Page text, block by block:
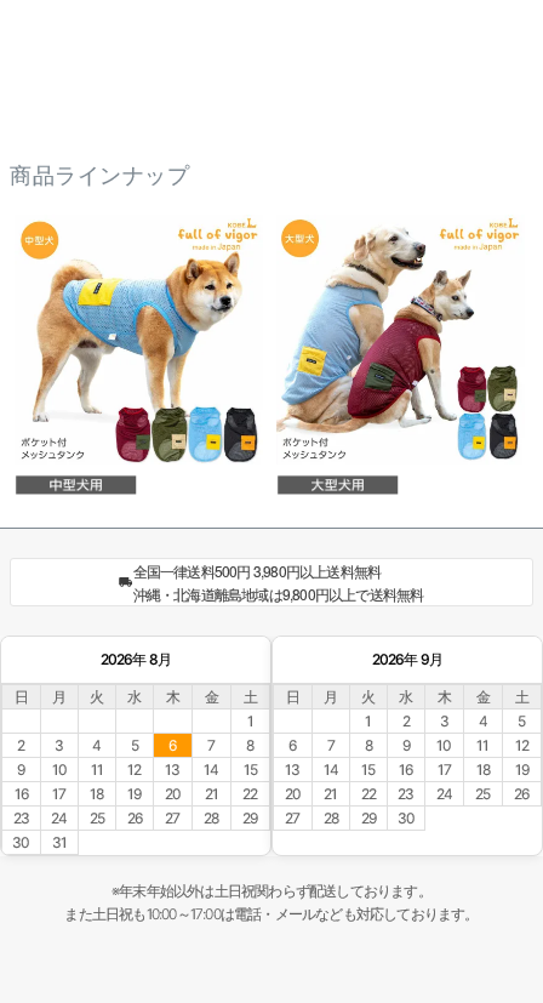
商品ラインナップ
全国一律送料500円 3,980円以上送料無料
沖縄・北海道離島地域は9,800円以上で送料無料
2026年 8月
日 月 火 水 木 金
土
1
2
3 4 5 6 7
8
9
10 11 12 13 14
15
16
17 18 19 20 21
22
23
24 25 26 27 28
29
30
31
2026年 9月
日 月 火 水 木 金
土
1
2 3 4
5
6
7 8 9 10 11
12
13
14 15 16 17 18
19
20
21 22 23 24 25
26
27
28 29 30
※年末年始以外は土日祝関わらず配送しております。
また土日祝も10:00～17:00は電話・メールなども対応しております。